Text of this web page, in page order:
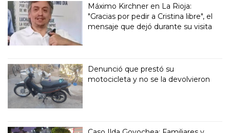
Máximo Kirchner en La Rioja:
"Gracias por pedir a Cristina libre", el
mensaje que dejó durante su visita
Denunció que prestó su
motocicleta y no se la devolvieron